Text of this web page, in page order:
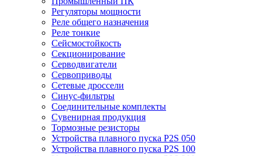
Регуляторы мощности
Реле общего назначения
Реле тонкие
Сейсмостойкость
Секционирование
Серводвигатели
Сервоприводы
Сетевые дроссели
Синус-фильтры
Соединительные комплекты
Сувенирная продукция
Тормозные резисторы
Устройства плавного пуска P2S 050
Устройства плавного пуска P2S 100